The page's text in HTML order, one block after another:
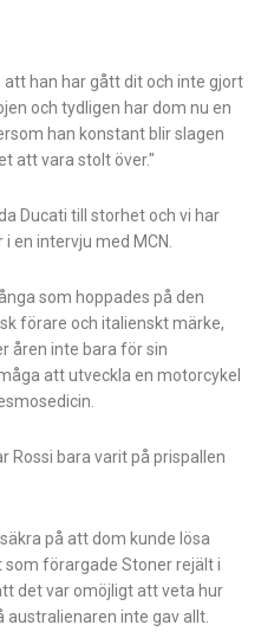
han har gått dit och inte gjort
och tydligen har dom nu en
han konstant blir slagen
att vara stolt över."
Ducati till storhet och vi har
en intervju med MCN.
som hoppades på den
förare och italienskt märke,
åren inte bara för sin
att utveckla en motorcykel
Rossi bara varit på prispallen
på att dom kunde lösa
som förargade Stoner rejält i
det var omöjligt att veta hur
australienaren inte gav allt.